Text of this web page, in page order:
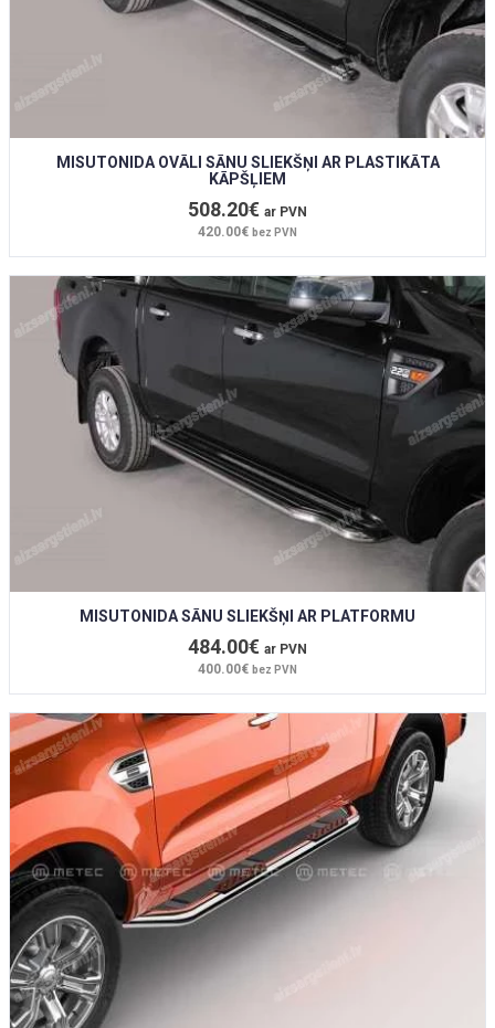
MISUTONIDA OVĀLI SĀNU SLIEKŠŅI AR PLASTIKĀTA
KĀPŠĻIEM
508.20€ ar PVN
420.00€ bez PVN
MISUTONIDA SĀNU SLIEKŠŅI AR PLATFORMU
484.00€ ar PVN
400.00€ bez PVN